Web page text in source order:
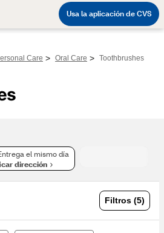
Care > Oral Care > Toothbrushes
el mismo día
dirección
Filtros (5)